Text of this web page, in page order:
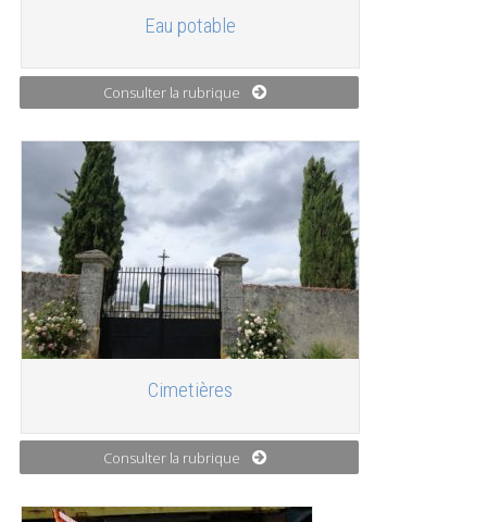
Eau potable
Consulter la rubrique
Cimetières
Consulter la rubrique